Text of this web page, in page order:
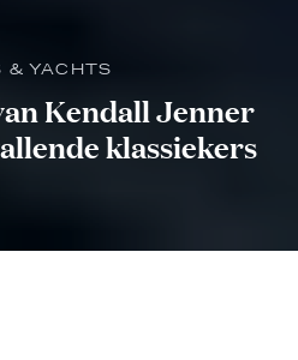
& YACHTS
Kendall Jenner
klassiekers